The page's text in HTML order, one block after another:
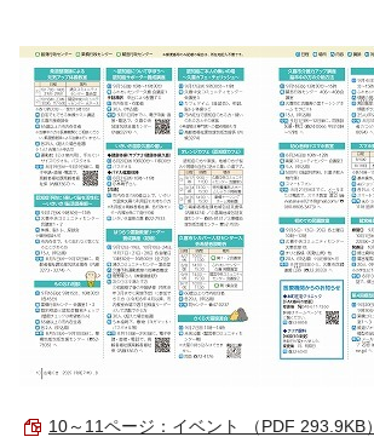
10～11ページ：イベント （PDF 293.9KB）